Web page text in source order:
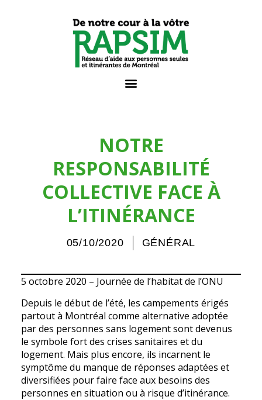
NOTRE
RESPONSABILITÉ
COLLECTIVE FACE À
L’ITINÉRANCE
05/10/2020 GÉNÉRAL
5 octobre 2020 – Journée de l’habitat de l’ONU
Depuis le début de l’été, les campements érigés
partout à Montréal comme alternative adoptée
par des personnes sans logement sont devenus
le symbole fort des crises sanitaires et du
logement. Mais plus encore, ils incarnent le
symptôme du manque de réponses adaptées et
diversifiées pour faire face aux besoins des
personnes en situation ou à risque d’itinérance.